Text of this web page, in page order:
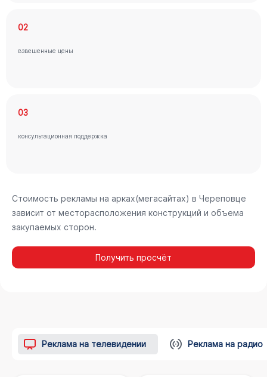
02
взвешенные цены
03
консультационная поддержка
Стоимость рекламы на арках(мегасайтах) в Череповце
зависит от месторасположения конструкций и объема
закупаемых сторон.
Получить просчёт
Реклама на телевидении Реклама на радио